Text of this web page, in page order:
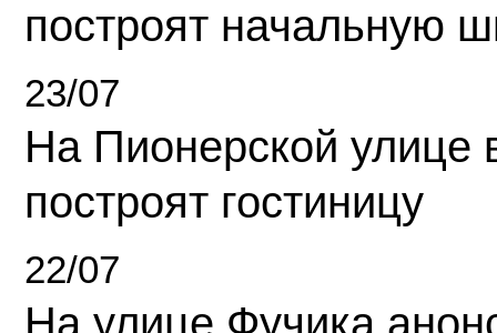
построят начальную
23/07
На Пионерской улице
построят гостиницу
22/07
На улице Фучика